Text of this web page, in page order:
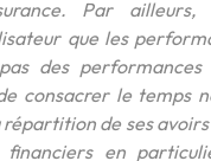
Par ailleurs,
que les
des
consacrer le temps
de ses
financiers en